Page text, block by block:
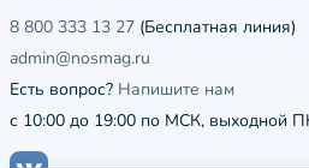
8 800 333 13 27 (Бесплатная линия)
admin@nosmag.ru
Есть вопрос? Напишите нам
с 10:00 до 19:00 по МСК, выходной